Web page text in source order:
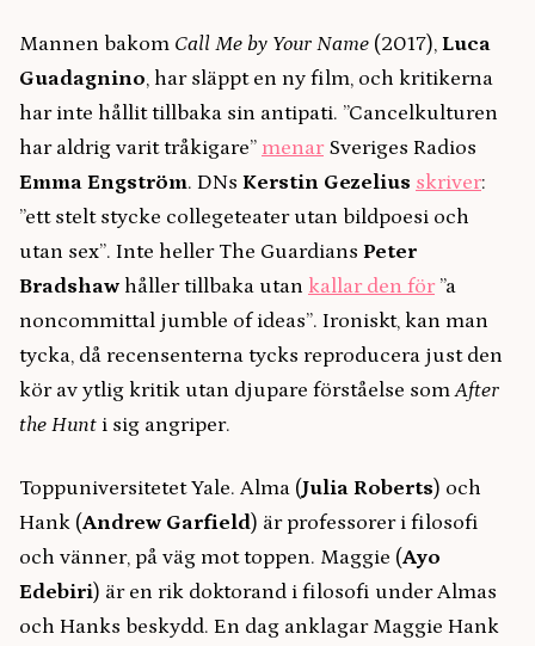
Mannen bakom Call Me by Your Name (2017), Luca
Guadagnino, har släppt en ny film, och kritikerna
har inte hållit tillbaka sin antipati. ”Cancelkulturen
har aldrig varit tråkigare” menarSveriges Radios
Emma Engström. DNs Kerstin Gezelius skriver:
”ett stelt stycke collegeteater utan bildpoesi och
utan sex”. Inte heller The Guardians Peter
Bradshaw håller tillbaka utan kallar den för”a
noncommittal jumble of ideas”. Ironiskt, kan man
tycka, då recensenterna tycks reproducera just den
kör av ytlig kritik utan djupare förståelse somAfter
the Hunt i sig angriper.
Toppuniversitetet Yale. Alma (Julia Roberts) och
Hank (Andrew Garfield) är professorer i filosofi
och vänner, på väg mot toppen. Maggie (Ayo
Edebiri) är en rik doktorand i filosofi under Almas
och Hanks beskydd. En dag anklagar Maggie Hank